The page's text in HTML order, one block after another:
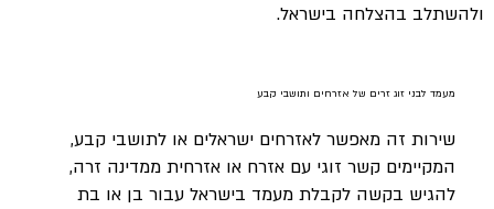
ולהשתלב בהצלחה בישראל.
מעמד לבני זוג זרים של אזרחים ותושבי קבע
שירות זה מאפשר לאזרחים ישראלים או לתושבי קבע,
המקיימים קשר זוגי עם אזרח או אזרחית ממדינה זרה,
להגיש בקשה לקבלת מעמד בישראל עבור בן או בת